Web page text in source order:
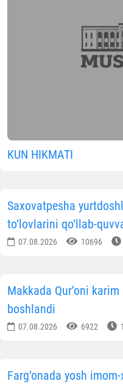
KUN HIKMATI
Saxovatpesha
to‘lovlarini qo‘llab-
07.08.2026 10696
Makkada Qur’oni
boshlandi
07.08.2026 6922
Farg‘onada yosh